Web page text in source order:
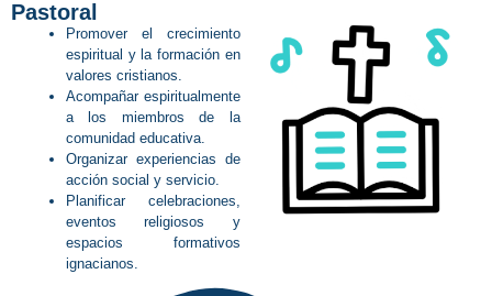
Pastoral
Promover el crecimiento
espiritual y la formación en
valores cristianos.
Acompañar espiritualmente
a los miembros de la
comunidad educativa.
Organizar experiencias de
acción social y servicio.
Planificar celebraciones,
eventos religiosos y
espacios formativos
ignacianos.